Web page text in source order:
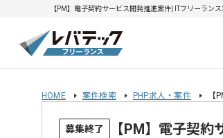
【PM】電子契約サービス開発推進案件| ITフリーラ
HOME 案件検索 PHP求人・案件 【
募集終了 【PM】電子契